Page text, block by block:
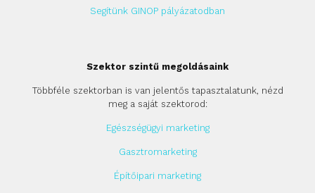
Segítünk GINOP pályázatodban
Szektor szintű megoldásaink
Többféle szektorban is van jelentős tapasztalatunk, nézd
meg a saját szektorod:
Egészségügyi marketing
Gasztromarketing
Építőipari marketing